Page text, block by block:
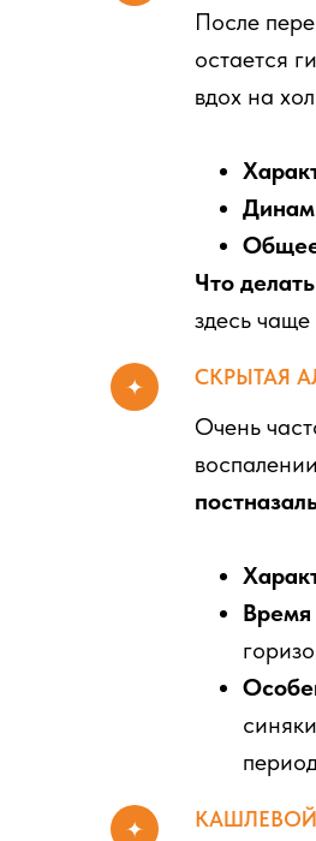
После
остается
вдох на
Что
здесь
СКРЫТАЯ
Очень
Время